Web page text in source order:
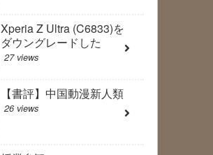
Xperia Z Ultra (C6833)を
ダウングレードした
27 views
【書評】中国動漫新人類
26 views